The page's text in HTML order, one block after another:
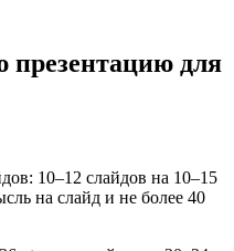
презентацию для
10–12 слайдов на 10–15
на слайд и не более 40